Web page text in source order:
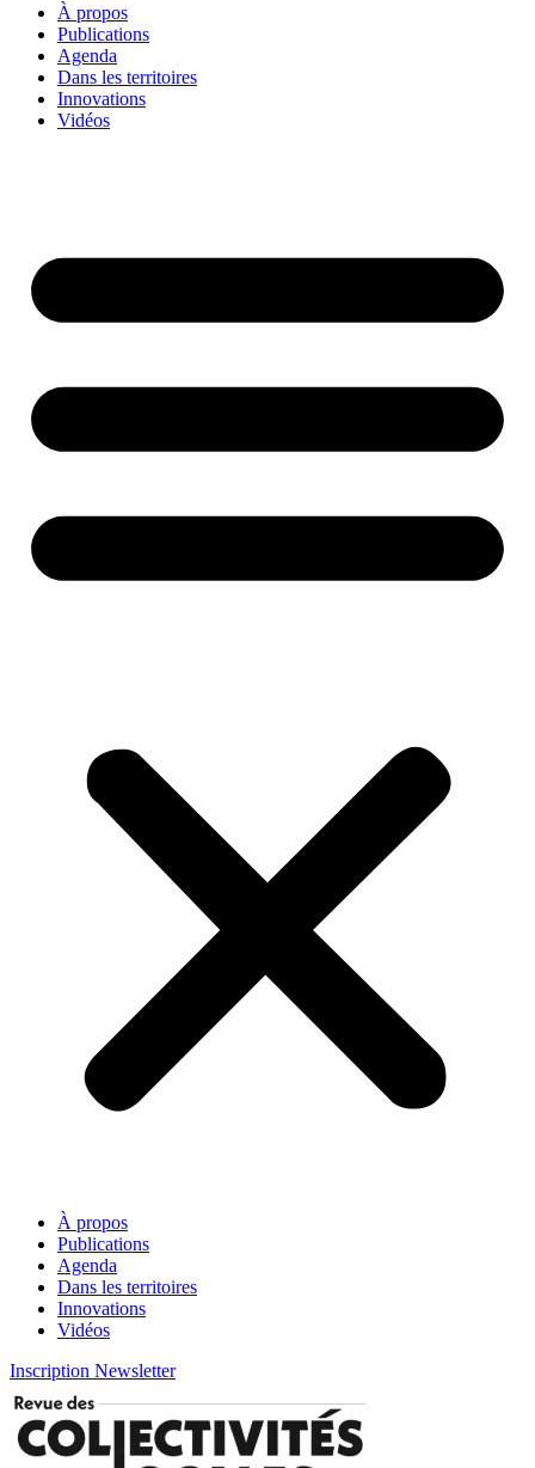
À propos
Publications
Agenda
Dans les territoires
Innovations
Vidéos
À propos
Publications
Agenda
Dans les territoires
Innovations
Vidéos
Inscription Newsletter